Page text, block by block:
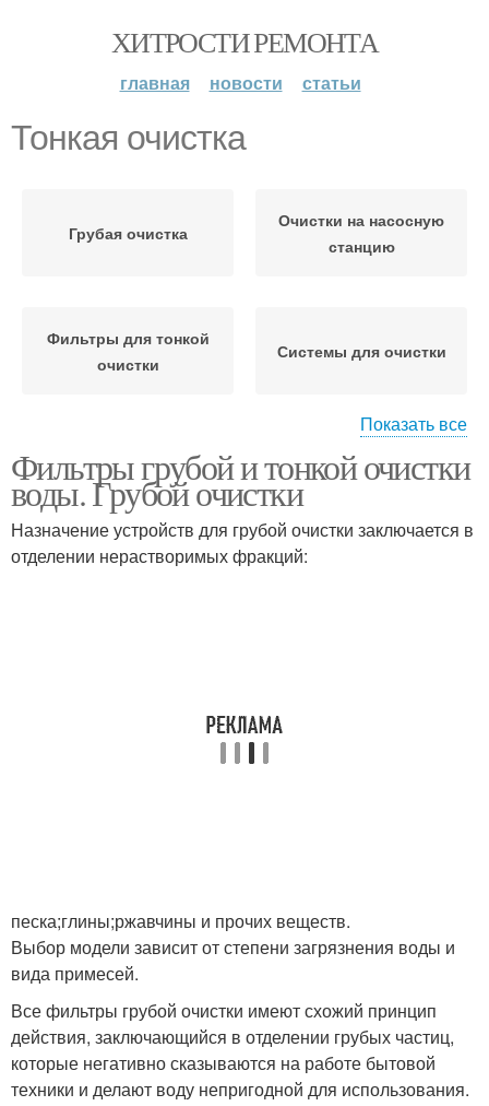
ХИТРОСТИ РЕМОНТА
главная новости статьи
Тонкая очистка
Грубая очистка
Очистки на насосную
станцию
Фильтры для тонкой
очистки
Системы для очистки
Очистки в домашних
условиях
Показать все
Фильтры грубой и тонкой очистки
воды. Грубой очистки
Назначение устройств для грубой очистки заключается в
отделении нерастворимых фракций:
песка;глины;ржавчины и прочих веществ.
Выбор модели зависит от степени загрязнения воды и
вида примесей.
Все фильтры грубой очистки имеют схожий принцип
действия, заключающийся в отделении грубых частиц,
которые негативно сказываются на работе бытовой
техники и делают воду непригодной для использования.